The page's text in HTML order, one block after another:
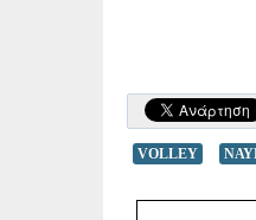
VOLLEY